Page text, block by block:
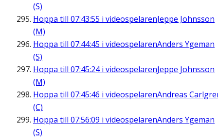
(S)
Hoppa till 07:43:55 i videospelarenJeppe Johnsson
(M)
Hoppa till 07:44:45 i videospelarenAnders Ygeman
(S)
Hoppa till 07:45:24i videospelarenJeppe Johnsson
(M)
Hoppa till 07:45:46 i videospelarenAndreas
(C)
Hoppa till 07:56:09 i videospelarenAnders Ygeman
(S)